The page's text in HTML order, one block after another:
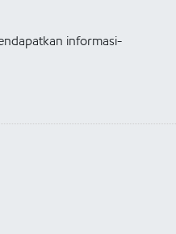
informasi-